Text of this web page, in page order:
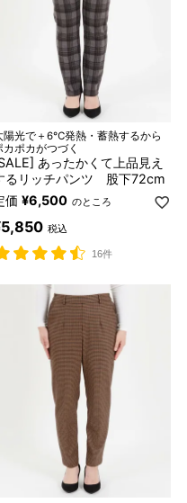
陽光で＋6℃発熱・蓄熱するから
カポカがつづく
あったかくて上品見え
るリッチパンツ 股下72cm
価 ¥6,500 のところ
5,850 税込
16件